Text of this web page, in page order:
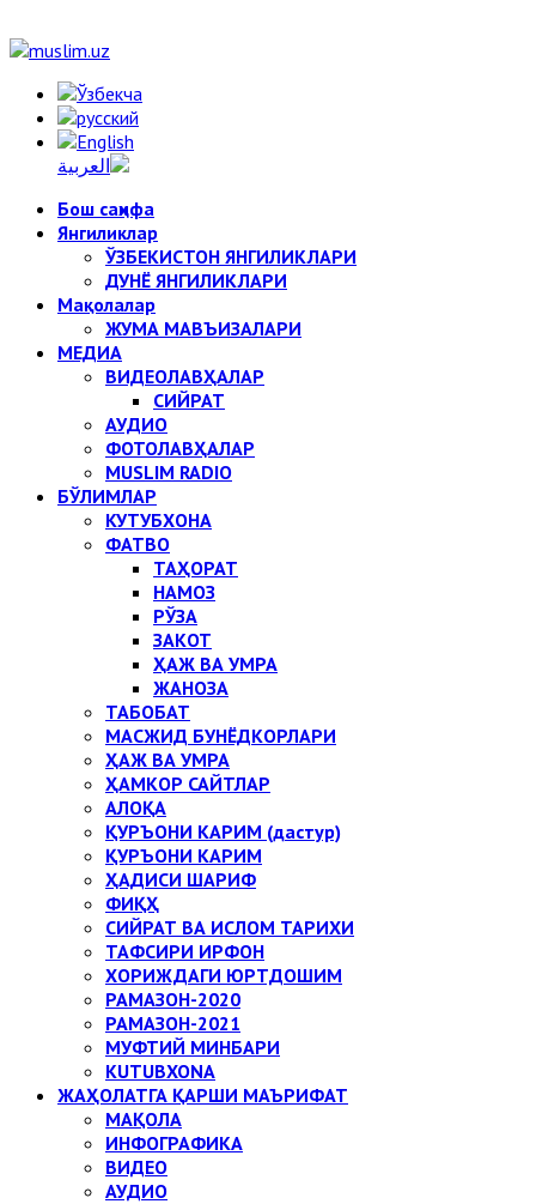
Бош саҳифа
Янгиликлар
ЎЗБЕКИСТОН ЯНГИЛИКЛАРИ
ДУНЁ ЯНГИЛИКЛАРИ
Мақолалар
ЖУМА МАВЪИЗАЛАРИ
МЕДИА
ВИДЕОЛАВҲАЛАР
СИЙРАТ
АУДИО
ФОТОЛАВҲАЛАР
MUSLIM RADIO
БЎЛИМЛАР
КУТУБХОНА
ФАТВО
ТАҲОРАТ
НАМОЗ
РЎЗА
ЗАКОТ
ҲАЖ ВА УМРА
ЖАНОЗА
ТАБОБАТ
МАСЖИД БУНЁДКОРЛАРИ
ҲАЖ ВА УМРА
ҲАМКОР САЙТЛАР
АЛОҚА
ҚУРЪОНИ КАРИМ (дастур)
ҚУРЪОНИ КАРИМ
ҲАДИСИ ШАРИФ
ФИҚҲ
СИЙРАТ ВА ИСЛОМ ТАРИХИ
ТАФСИРИ ИРФОН
ХОРИЖДАГИ ЮРТДОШИМ
РАМАЗОН-2020
РАМАЗОН-2021
МУФТИЙ МИНБАРИ
KUTUBXONA
ЖАҲОЛАТГА ҚАРШИ МАЪРИФАТ
МАҚОЛА
ИНФОГРАФИКА
ВИДЕО
АУДИО